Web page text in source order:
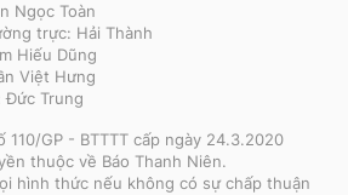
Ngọc Toàn
trực: Hải Thành
Hiếu Dũng
Việt Hưng
Đức Trung
110/GP - BTTTT cấp ngày 24.3.2020
thuộc về Báo Thanh Niên.
hình thức nếu không có sự chấp thuận